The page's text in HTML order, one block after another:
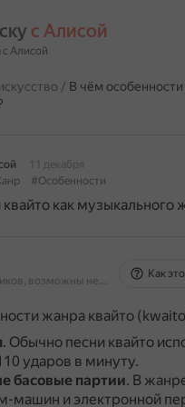
с Алисой
Алисой
/ В чём особенности
11 декабря
#Особенности
как музыкального
На основе источников, возможны неточности
Как
жанра квайто
. Обычно песни квайто
ударов в минуту.
басовые партии. В
машин и электронной